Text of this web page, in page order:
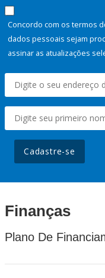
Concordo com os termos
dados pessoais sejam
assinar as atualizações
Cadastre-se
Finanças
Plano De